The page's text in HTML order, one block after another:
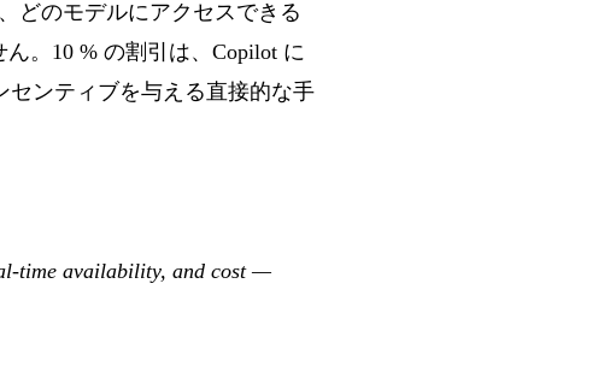
どのモデルにアクセスできる
。10 % の割引は、Copilot に
ンティブを与える直接的な手
time availability, and cost —